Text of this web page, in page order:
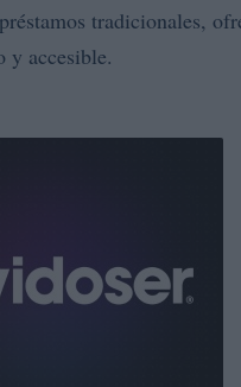
tradicionales,
y accesible.